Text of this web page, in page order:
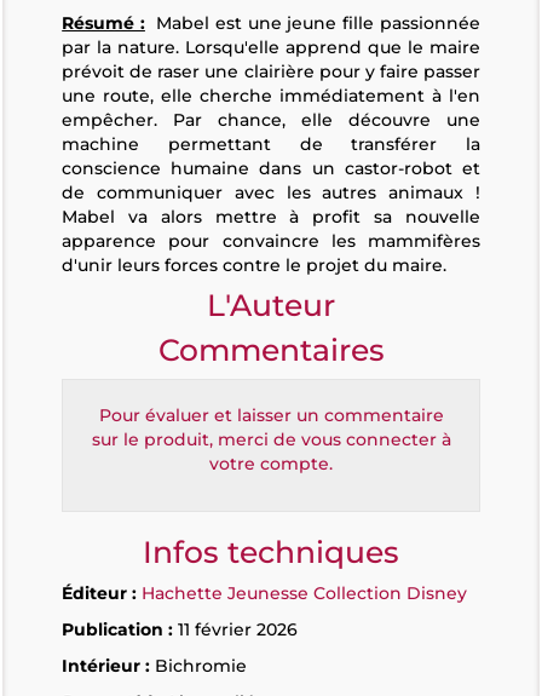
Résumé :Mabel est une jeune fille passionnée
par la nature. Lorsqu'elle apprend que le maire
prévoit de raser une clairière pour y faire passer
une route, elle cherche immédiatement à l'en
empêcher. Par chance, elle découvre une
machine permettant de transférer la
conscience humaine dans un castor-robot et
de communiquer avec les autres animaux !
Mabel va alors mettre à profit sa nouvelle
apparence pour convaincre les mammifères
d'unir leurs forces contre le projet du maire.
L'Auteur
Commentaires
Pour évaluer et laisser un commentaire
sur le produit, merci de vous connecter à
votre compte.
Infos techniques
Éditeur : Hachette Jeunesse Collection Disney
Publication : 11 février 2026
Intérieur : Bichromie